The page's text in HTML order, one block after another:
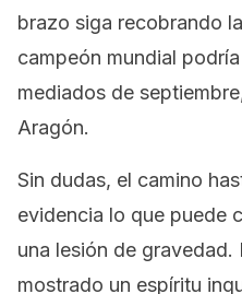
brazo siga recobrando
campeón mundial
mediados de
Aragón.
Sin dudas, el camino
evidencia lo que puede
una lesión de gravedad.
mostrado un espíritu